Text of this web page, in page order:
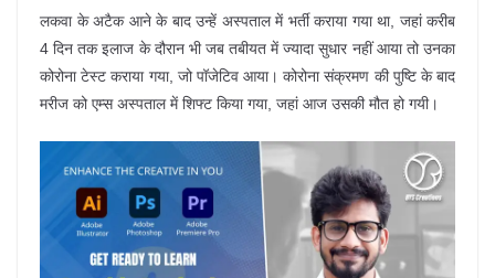
लकवा के अटैक आने के बाद उन्हें अस्पताल में भर्ती कराया गया था, जहां करीब
4 दिन तक इलाज के दौरान भी जब तबीयत में ज्यादा सुधार नहीं आया तो उनका
कोरोना टेस्ट कराया गया, जो पॉजेटिव आया। कोरोना संक्रमण की पुष्टि के बाद
मरीज को एम्स अस्पताल में शिफ्ट किया गया, जहां आज उसकी मौत हो गयी।